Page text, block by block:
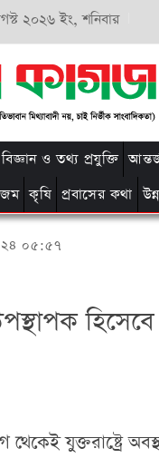
২০২৬ ইং, শনিবার
বিজ্ঞান ও তথ্য প্রযুক্তি
কৃষি প্রবাসের কথা
০৫:৫৭
যুক্তরাষ্ট্রে